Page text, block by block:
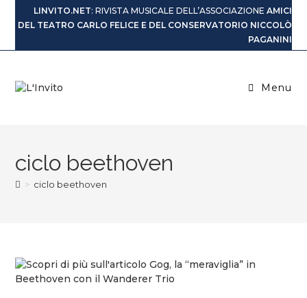
LINVITO.NET: RIVISTA MUSICALE DELL’ASSOCIAZIONE AMICI
DEL TEATRO CARLO FELICE E DEL CONSERVATORIO NICCOLÒ
PAGANINI
Menu
ciclo beethoven
> ciclo beethoven